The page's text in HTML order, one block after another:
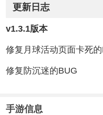
更新日志
v1.3.1版本
修复月球活动页面卡死
修复防沉迷的BUG
手游信息